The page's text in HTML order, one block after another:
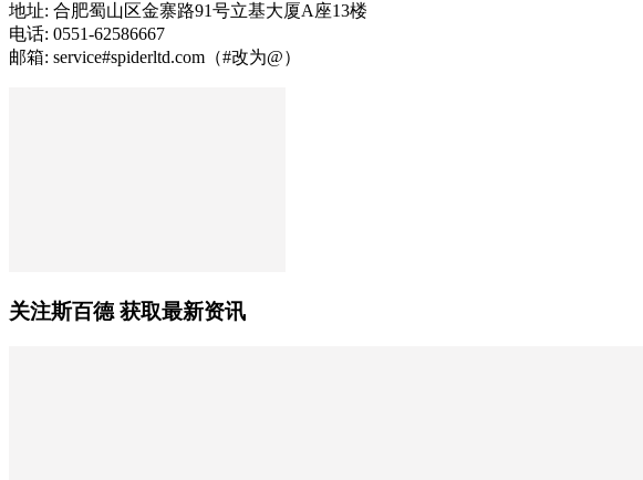
地址: 合肥蜀山区金寨路91号立基大厦A座13楼
电话: 0551-62586667
邮箱: service#spiderltd.com（#改为@）
关注斯百德 获取最新资讯